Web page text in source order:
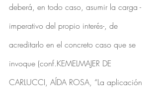
deberá, en todo caso, asumir la carga -
imperativo del propio interés-, de
acreditarlo en el concreto caso que se
invoque (conf.KEMELMAJER DE
CARLUCCI, AÍDA ROSA, “La aplicación